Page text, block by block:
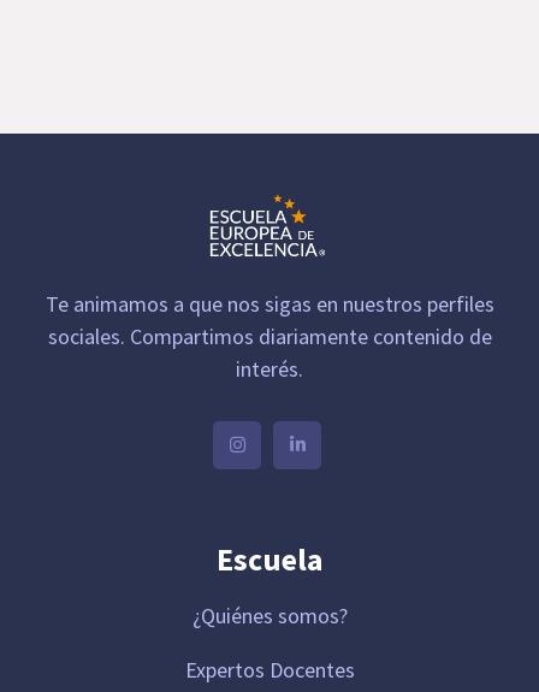
Te animamos a que nos sigas en nuestros perfiles
sociales. Compartimos diariamente contenido de
interés.
Escuela
¿Quiénes somos?
Expertos Docentes